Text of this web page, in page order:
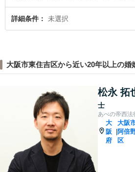
詳細条件 未選択
大阪市東住吉区から近い20年以上の婚
松永 拓
士
あべの帝西法
大
阪
府
大阪
阿倍
区